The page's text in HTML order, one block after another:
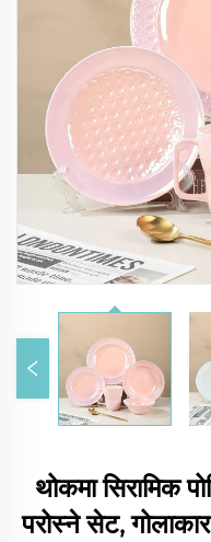
थोकमा सिरामिक
परोस्ने सेट,